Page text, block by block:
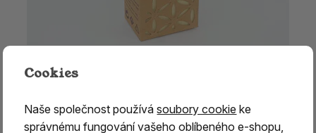
Vonné kužílky - Organic JASMINE
99 Kč
skladem > 5 ks
Cookies
Naše společnost používásoubory cookie ke
správnému fungování vašeho oblíbeného e-shopu,